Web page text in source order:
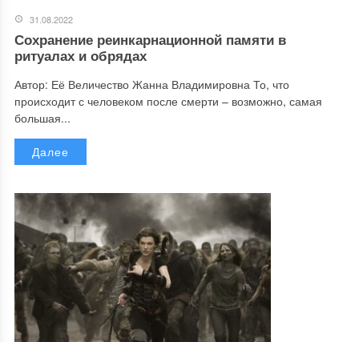
31.08.2022
Сохранение реинкарнационной памяти в
ритуалах и обрядах
Автор: Её Величество Жанна Владимировна То, что
происходит с человеком после смерти – возможно, самая
большая...
Далее